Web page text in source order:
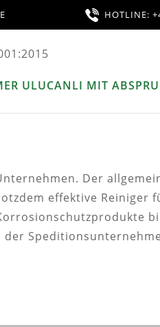
HOTLINE:
Der
effektive Reiniger